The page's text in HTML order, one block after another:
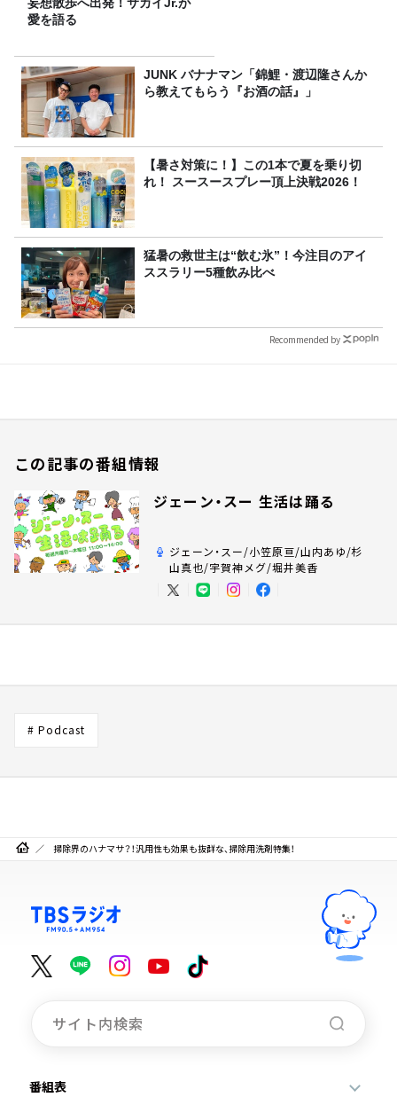
愛を語る
JUNK バナナマン「錦鯉・渡辺隆さんか
ら教えてもらう『お酒の話』」
【暑さ対策に！】この1本で夏を乗り切
れ！ スースースプレー頂上決戦2026！
猛暑の救世主は“飲む氷”！今注目のアイ
ススラリー5種飲み比べ
Recommended by
この記事の番組情報
ジェーン・スー 生活は踊る
ジェーン・スー/小笠原亘/山内あゆ/杉
山真也/宇賀神メグ/堀井美香
# Podcast
掃除界のハナマサ？！汎用性も効果も抜群な、掃除用洗剤特集！
番組表